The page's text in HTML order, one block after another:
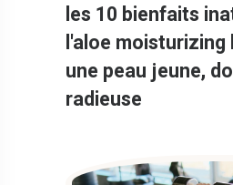
les 10 bienfaits
l'aloe
une peau jeune,
radieuse